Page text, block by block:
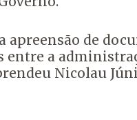
de
a
Nicolau